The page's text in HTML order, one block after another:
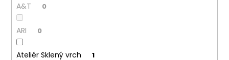
A&T 0
ARI 0
Ateliér Sklený vrch 1